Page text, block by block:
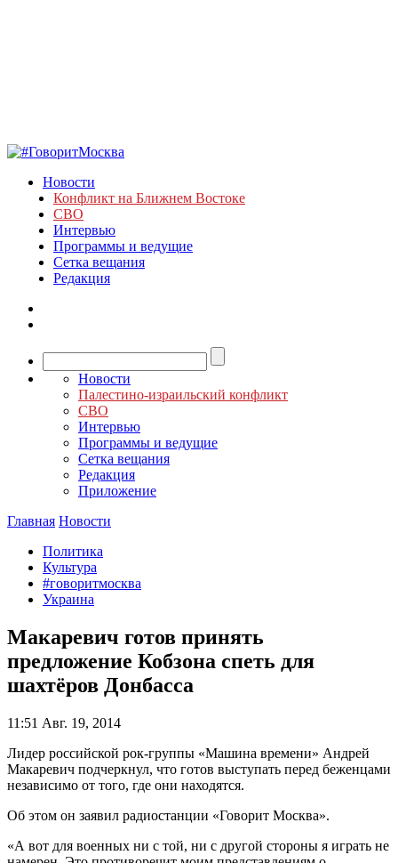
Новости
Конфликт на Ближнем Востоке
СВО
Интервью
Программы и ведущие
Сетка вещания
Редакция
Новости
Палестино-израильский конфликт
СВО
Интервью
Программы и ведущие
Сетка вещания
Редакция
Приложение
Главная Новости
Политика
Культура
#говоритмосква
Украина
Макаревич готов принять
предложение Кобзона спеть для
шахтёров Донбасса
11:51 Авг. 19, 2014
Лидер российской рок-группы «Машина времени» Андрей
Макаревич подчеркнул, что готов выступать перед беженцами
независимо от того, где они находятся.
Об этом он заявил радиостанции «Говорит Москва».
«А вот для военных ни с той, ни с другой стороны я играть не